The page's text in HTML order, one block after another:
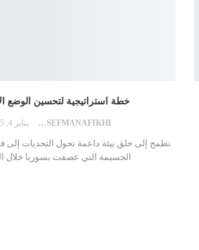
خطة استراتيجية لتحسين الوضع
DR.YOUSEFMANAFIKHI يناير 4, 2025
نطمح إلى خلق بيئة داعمة تحول التحديات
الجسيمة التي عصفت بسوريا خلال